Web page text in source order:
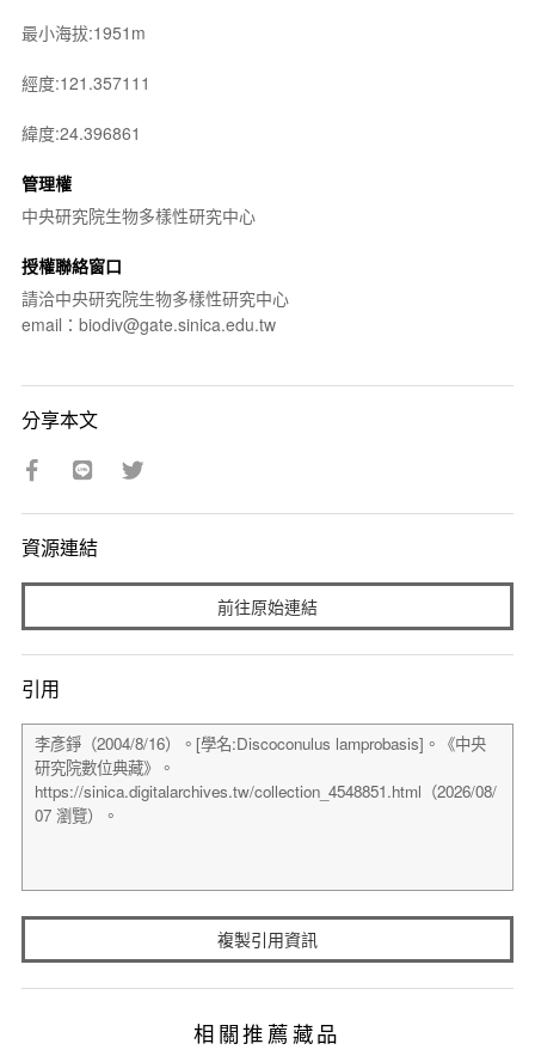
最小海拔:1951m
經度:121.357111
緯度:24.396861
管理權
中央研究院生物多樣性研究中心
授權聯絡窗口
請洽中央研究院生物多樣性研究中心
email：biodiv@gate.sinica.edu.tw
分享本文
資源連結
前往原始連結
引用
複製引用資訊
相關推薦藏品